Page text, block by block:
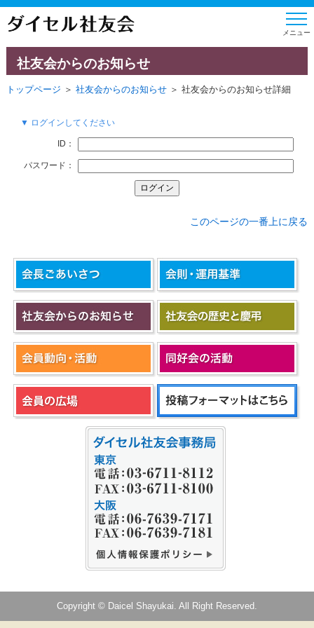
社友会からのお知らせ
トップページ ＞ 社友会からのお知らせ＞ 社友会からのお知らせ詳細
▼ ログインしてください
ID：
パスワード：
このページの一番上に戻る
Copyright © Daicel Shayukai. All Right Reserved.